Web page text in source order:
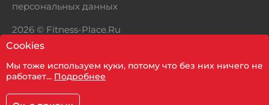
Показать фильтр
2026 © Fitness-Place.Ru
Территория здорового образа жизни
персональных данных
Cookies
Мы тоже используем куки, потому что без них ничего не
работает... Подробнее